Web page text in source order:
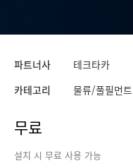
파트너사 테크타카
카테고리 물류/풀필먼트
무료
설치 시 무료 사용 가능